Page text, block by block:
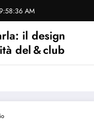
AM
il design
del & club